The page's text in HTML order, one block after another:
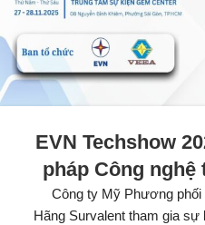
EVN Techshow
pháp Công nghệ
Công ty Mỹ Phương
Hãng Survalent tham gia sự